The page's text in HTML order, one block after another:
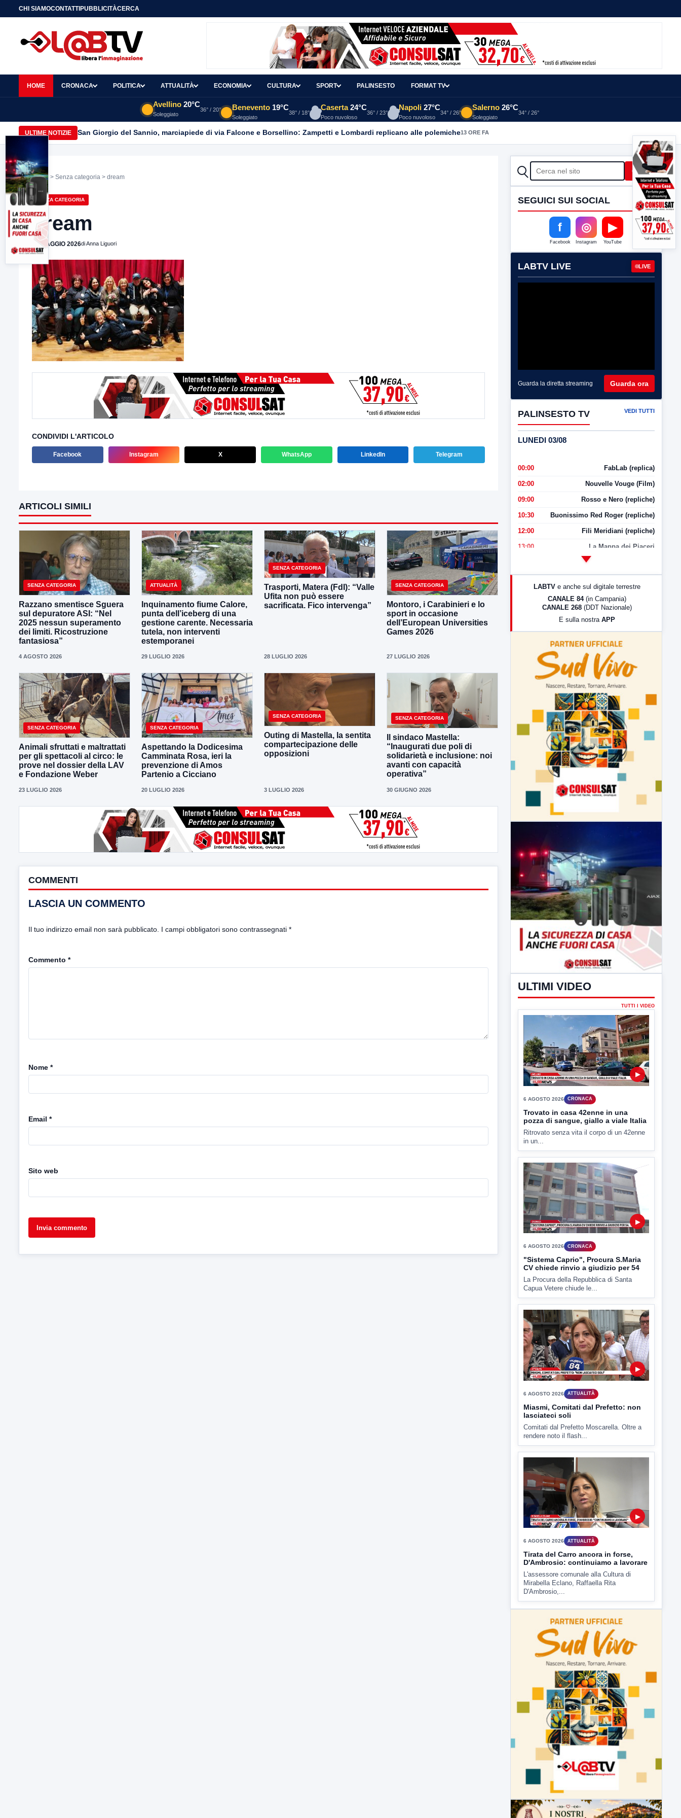
CHI SIAMOCONTATTIPUBBLICITÀCERCA
HOME CRONACA POLITICA ATTUALITÀ ECONOMIA CULTURA SPORT PALINSESTO FORMAT TV
Avellino 20°C
Soleggiato
36° / 20° Benevento 19°C
Soleggiato
38° / 18°
Caserta 24°C
Poco nuvoloso
36° / 23°
Napoli 27°C
Poco nuvoloso
34° / 26°
Salerno 26°C
Soleggiato
34° / 26°
ULTIME NOTIZIE San Giorgio del Sannio, marciapiede di via Falcone e Borsellino: Zampetti e Lombardi replicano alle polemiche13 ORE FA
Home > Senza categoria > dream
SENZA CATEGORIA
dream
28 MAGGIO 2026di Anna Liguori
CONDIVIDI L'ARTICOLO
Facebook Instagram X WhatsApp LinkedIn Telegram
ARTICOLI SIMILI
SENZA CATEGORIA
Razzano smentisce Sguera
sul depuratore ASI: “Nel
2025 nessun superamento
dei limiti. Ricostruzione
fantasiosa”
4 AGOSTO 2026
ATTUALITÀ
Inquinamento fiume Calore,
punta dell’iceberg di una
gestione carente. Necessaria
tutela, non interventi
estemporanei
29 LUGLIO 2026
SENZA CATEGORIA
Trasporti, Matera (FdI): “Valle
Ufita non può essere
sacrificata. Fico intervenga”
28 LUGLIO 2026
SENZA CATEGORIA
Montoro, i Carabinieri e lo
sport in occasione
dell’European Universities
Games 2026
27 LUGLIO 2026
SENZA CATEGORIA
Animali sfruttati e maltrattati
per gli spettacoli al circo: le
prove nel dossier della LAV
e Fondazione Weber
23 LUGLIO 2026
SENZA CATEGORIA
Aspettando la Dodicesima
Camminata Rosa, ieri la
prevenzione di Amos
Partenio a Cicciano
20 LUGLIO 2026
SENZA CATEGORIA
Outing di Mastella, la sentita
compartecipazione delle
opposizioni
3 LUGLIO 2026
SENZA CATEGORIA
Il sindaco Mastella:
“Inaugurati due poli di
solidarietà e inclusione: noi
avanti con capacità
operativa”
30 GIUGNO 2026
COMMENTI
LASCIA UN COMMENTO
Il tuo indirizzo email non sarà pubblicato. I campi obbligatori sono contrassegnati *
Commento *
Nome *
Email *
Sito web
CERCA Cerca
SEGUICI SUI SOCIAL
f
Facebook
◎
Instagram
▶
YouTube
LABTV LIVE LIVE
Guarda la diretta streaming Guarda ora
PALINSESTO TV VEDI TUTTI
LUNEDI 03/08
00:00 FabLab (replica)
02:00 Nouvelle Vouge (Film)
09:00 Rosso e Nero (repliche)
10:30 Buonissimo Red Roger (repliche)
12:00 Fili Meridiani (repliche)
13:00 La Mappa dei Piaceri
LabNews (Diretta)
LabNews (replica)
LABTV e anche sul digitale terrestre
CANALE 84 (in Campania)
CANALE 268 (DDT Nazionale)
E sulla nostra APP
ULTIMI VIDEO
TUTTI I VIDEO
▶
6 AGOSTO 2026 CRONACA
Trovato in casa 42enne in una
pozza di sangue, giallo a viale Italia
Ritrovato senza vita il corpo di un 42enne
in un...
▶
6 AGOSTO 2026 CRONACA
"Sistema Caprio", Procura S.Maria
CV chiede rinvio a giudizio per 54
La Procura della Repubblica di Santa
Capua Vetere chiude le...
▶
6 AGOSTO 2026 ATTUALITÀ
Miasmi, Comitati dal Prefetto: non
lasciateci soli
Comitati dal Prefetto Moscarella. Oltre a
rendere noto il flash...
▶
6 AGOSTO 2026 ATTUALITÀ
Tirata del Carro ancora in forse,
D'Ambrosio: continuiamo a lavorare
L'assessore comunale alla Cultura di
Mirabella Eclano, Raffaella Rita
D'Ambrosio,...